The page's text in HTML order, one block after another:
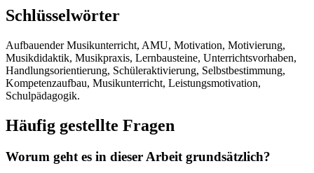
Schlüsselwörter
Aufbauender Musikunterricht, AMU, Motivation, Motivierung,
Musikdidaktik, Musikpraxis, Lernbausteine, Unterrichtsvorhaben,
Handlungsorientierung, Schüleraktivierung, Selbstbestimmung,
Kompetenzaufbau, Musikunterricht, Leistungsmotivation,
Schulpädagogik.
Häufig gestellte Fragen
Worum geht es in dieser Arbeit grundsätzlich?